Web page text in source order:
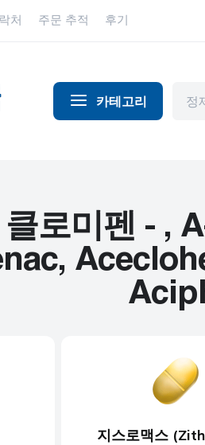
처 주문 추적 후기
카테고리
동물 건강
항염증제
항기생충제
클로미펜 - ,
지스로맥스